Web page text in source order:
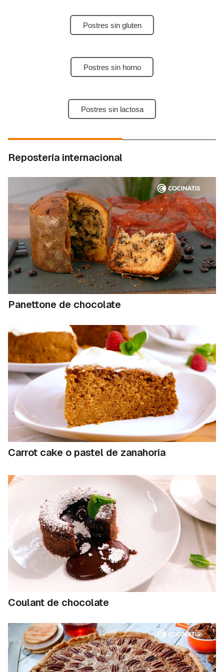
Postres sin gluten
Postres sin horno
Postres sin lactosa
Repostería internacional
Panettone de chocolate
Carrot cake o pastel de zanahoria
Coulant de chocolate